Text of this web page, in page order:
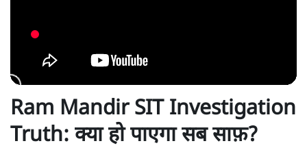
Ram Mandir SIT Investigation
Truth: क्या हो पाएगा सब साफ़?